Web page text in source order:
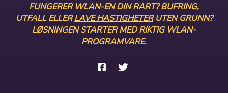
FUNGERER WLAN-EN DIN RART? BUFRING,
UTFALL ELLERLAVE HASTIGHETERUTEN GRUNN?
LØSNINGEN STARTER MED RIKTIG WLAN-
PROGRAMVARE.